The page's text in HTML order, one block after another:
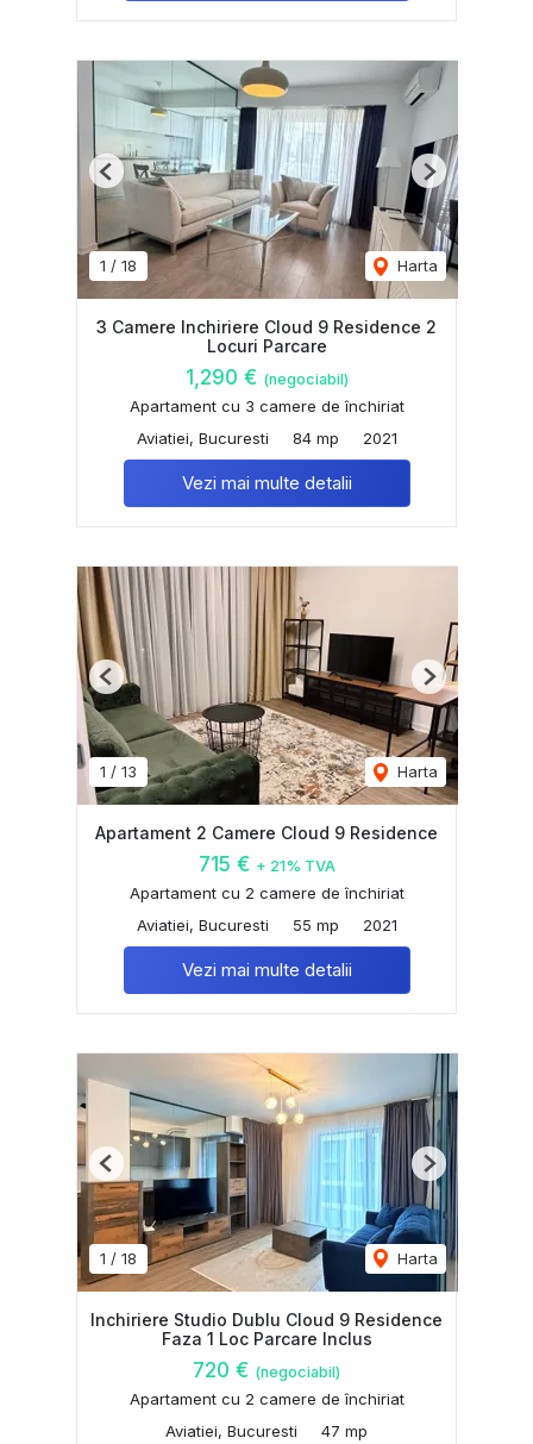
1 / 18 Harta
Previous Next
3 Camere Inchiriere Cloud 9 Residence 2
Locuri Parcare
1,290 € (negociabil)
Apartament cu 3 camere de închiriat
Aviatiei, Bucuresti
84 mp 2021
Vezi mai multe detalii
1 / 13 Harta
Previous Next
Apartament 2 Camere Cloud 9 Residence
715 € + 21% TVA
Apartament cu 2 camere de închiriat
Aviatiei, Bucuresti
55 mp 2021
Vezi mai multe detalii
1 / 18 Harta
Previous Next
Inchiriere Studio Dublu Cloud 9 Residence
Faza 1 Loc Parcare Inclus
720 € (negociabil)
Apartament cu 2 camere de închiriat
Aviatiei, Bucuresti
47 mp